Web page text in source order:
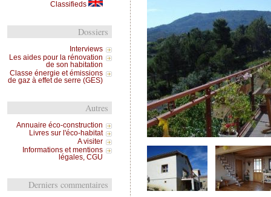
Classifieds
Dossiers
Interviews
Les aides pour la rénovation
de son habitation
Classe énergie et émissions
de gaz à effet de serre (GES)
Autres
Annuaire éco-construction
Livres sur l'éco-habitat
A visiter
Informations et mentions
légales, CGU
Derniers commentaires